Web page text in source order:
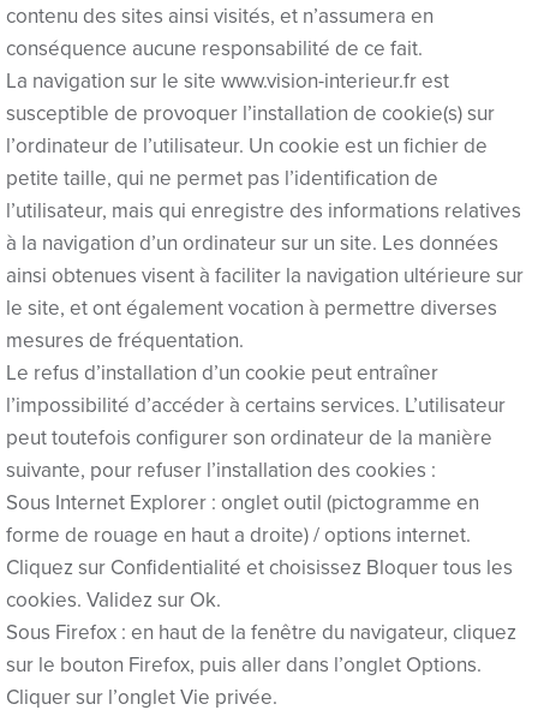
Forum
giriş
escort
giriş
giriş
giriş
contenu des sites ainsi visités, et n’assumera en
conséquence aucune responsabilité de ce fait.
La navigation sur le site www.vision-interieur.fr est
susceptible de provoquer l’installation de cookie(s) sur
l’ordinateur de l’utilisateur. Un cookie est un fichier de
petite taille, qui ne permet pas l’identification de
l’utilisateur, mais qui enregistre des informations relatives
à la navigation d’un ordinateur sur un site. Les données
ainsi obtenues visent à faciliter la navigation ultérieure sur
le site, et ont également vocation à permettre diverses
mesures de fréquentation.
Le refus d’installation d’un cookie peut entraîner
l’impossibilité d’accéder à certains services. L’utilisateur
peut toutefois configurer son ordinateur de la manière
suivante, pour refuser l’installation des cookies :
Sous Internet Explorer : onglet outil (pictogramme en
forme de rouage en haut a droite) / options internet.
Cliquez sur Confidentialité et choisissez Bloquer tous les
cookies. Validez sur Ok.
Sous Firefox : en haut de la fenêtre du navigateur, cliquez
sur le bouton Firefox, puis aller dans l’onglet Options.
Cliquer sur l’onglet Vie privée.